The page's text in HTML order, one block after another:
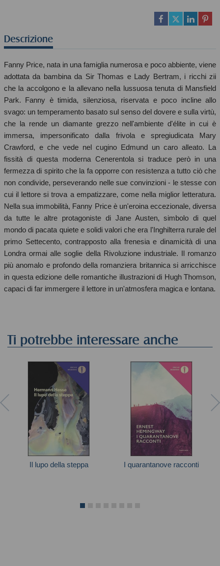
Descrizione
Fanny Price, nata in una famiglia numerosa e poco abbiente, viene
adottata da bambina da Sir Thomas e Lady Bertram, i ricchi zii
che la accolgono e la allevano nella lussuosa tenuta di Mansfield
Park. Fanny è timida, silenziosa, riservata e poco incline allo
svago: un temperamento basato sul senso del dovere e sulla virtù,
che la rende un diamante grezzo nell'ambiente d'élite in cui è
immersa, impersonificato dalla frivola e spregiudicata Mary
Crawford, e che vede nel cugino Edmund un caro alleato. La
fissità di questa moderna Cenerentola si traduce però in una
fermezza di spirito che la fa opporre con resistenza a tutto ciò che
non condivide, perseverando nelle sue convinzioni - le stesse con
cui il lettore si trova a empatizzare, come nella miglior letteratura.
Nella sua immobilità, Fanny Price è un'eroina eccezionale, diversa
da tutte le altre protagoniste di Jane Austen, simbolo di quel
mondo di pacata quiete e solidi valori che era l'Inghilterra rurale del
primo Settecento, contrapposto alla frenesia e dinamicità di una
Londra ormai alle soglie della Rivoluzione industriale. Il romanzo
più anomalo e profondo della romanziera britannica si arricchisce
in questa edizione delle romantiche illustrazioni di Hugh Thomson,
capaci di far immergere il lettore in un'atmosfera magica e lontana.
Ti potrebbe interessare anche
Il lupo della steppa I quarantanove racconti